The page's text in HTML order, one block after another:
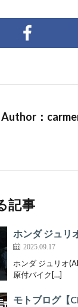
Author：
記事
ホンダ ジュリ
2025.09.17
ホンダ ジュリオ
原付バイク[…]
モトブログ【